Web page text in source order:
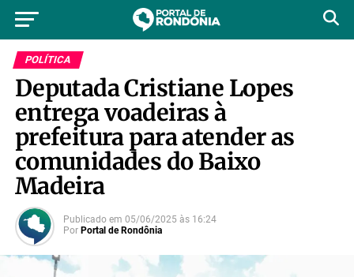
POLÍTICA
Deputada Cristiane Lopes
entrega voadeiras à
prefeitura para atender as
comunidades do Baixo
Madeira
Publicado em 05/06/2025 às 16:24
Por Portal de Rondônia